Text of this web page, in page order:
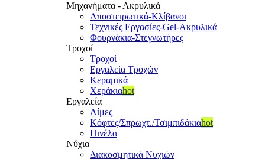
Μηχανήματα - Ακρυλικά
Αποστειρωτικά-Κλίβανοι
Τεχνικές Εργασίες-Gel-Ακρυλικά
Φουρνάκια-Στεγνωτήρες
Τροχοί
Τροχοί
Εργαλεία Τροχών
Κεραμικά
Χεράκιαhot
Εργαλεία
Λίμες
Κόφτες/Σπρωχτ./Τσιμπιδάκιαhot
Πινέλα
Νύχια
Διακοσμητικά Νυχιών